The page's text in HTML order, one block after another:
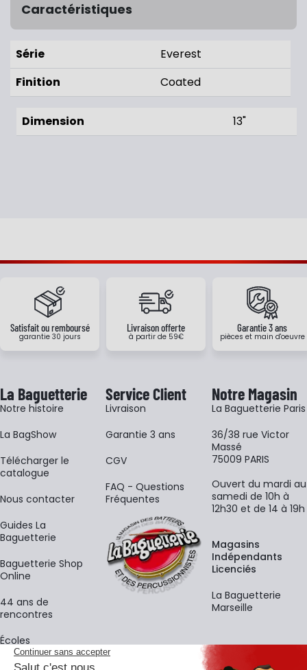
Caractéristiques
Série
Everest
Finition
Coated
Dimension 13"
Satisfait ou remboursé
garantie 30 jours
Livraison offerte
à partir de 59€
Garantie 3 ans
pièces et main d'oeuvre
La Baguetterie
Notre histoire
La BagShow
​Télécharger le
catalogue
Nous contacter
Guides La
Baguetterie
Baguetterie Shop
Online
44 ans de
rencontres
Écoles
Service Client
Livraison
Garantie 3 ans
CGV
FAQ - Questions
Fréquentes
Notre Magasin
La Baguetterie Paris
36/38 rue Victor
Massé
75009 PARIS
Ouvert du mardi au
samedi de 10h à
12h30 et de 14 à 19h
Magasins
Indépendants
Licenciés
La Baguetterie
Marseille
La newsletter